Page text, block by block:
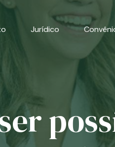
Jurídico